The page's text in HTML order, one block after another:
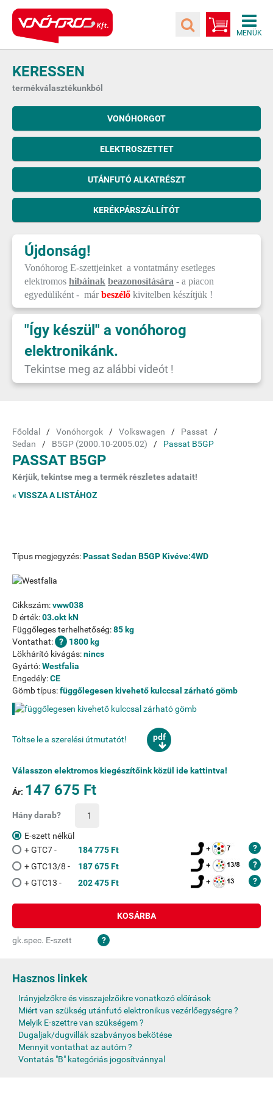
KERESSEN
termékválasztékunkból
VONÓHORGOT
ELEKTROSZETTET
UTÁNFUTÓ ALKATRÉSZT
KERÉKPÁRSZÁLLÍTÓT
Újdonság!
Vonóhorog E-szettjeinket a vontatmány esetleges
elektromos hibáinak beazonosítására - a piacon
egyedüliként - márbeszélő kivitelben készítjük !
"Így készül" a vonóhorog
elektronikánk.
Tekintse meg az alábbi videót !
Főoldal Vonóhorgok Volkswagen
Passat
Sedan
B5GP (2000.10-2005.02) Passat B5GP
PASSAT B5GP
Kérjük, tekintse meg a termék részletes adatait!
« VISSZA A LISTÁHOZ
Típus megjegyzés:Passat Sedan B5GP Kivéve:4WD
Cikkszám:vww038
D érték:03.okt kN
Függőleges terhelhetőség:85 kg
Vontathat:
1800 kg
Lökhárító kivágás:nincs
Gyártó:Westfalia
Engedély:CE
Gömb típus:függőlegesen kivehető kulccsal zárható gömb
Töltse le a szerelési útmutatót! pdf
Válasszon elektromos kiegészítőink közül ide kattintva!
Ár: 147 675 Ft
Hány darab?
E-szett nélkül
+ GTC7 -
184 775 Ft
+ GTC13/8 -
187 675 Ft
+ GTC13 -
202 475 Ft
KOSÁRBA
gk.spec. E-szett
Hasznos linkek
Irányjelzőkre és visszajelzőikre vonatkozó előírások
Miért van szükség utánfutó elektronikus vezérlőegységre ?
Melyik E-szettre van szükségem ?
Dugaljak/dugvillák szabványos bekötése
Mennyit vontathat az autóm ?
Vontatás "B" kategóriás jogosítvánnyal